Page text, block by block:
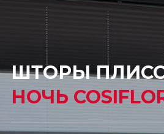
ШТОРЫ
НОЧЬ